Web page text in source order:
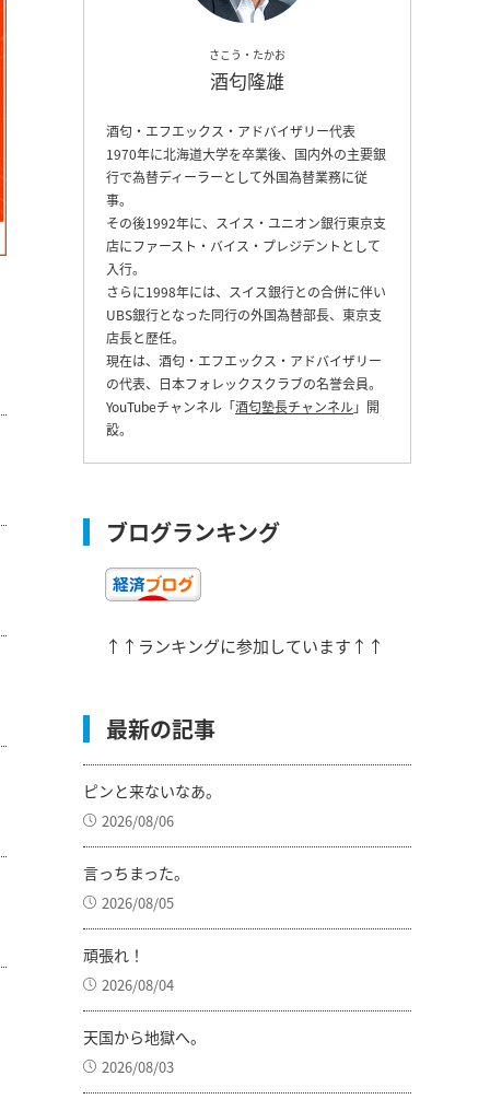
さこう・たかお
酒匂隆雄
酒匂・エフエックス・アドバイザリー代表
1970年に北海道大学を卒業後、国内外の主要銀
行で為替ディーラーとして外国為替業務に従
事。
その後1992年に、スイス・ユニオン銀行東京支
店にファースト・バイス・プレジデントとして
入行。
さらに1998年には、スイス銀行との合併に伴い
UBS銀行となった同行の外国為替部長、東京支
店長と歴任。
現在は、酒匂・エフエックス・アドバイザリー
の代表、日本フォレックスクラブの名誉会員。
YouTubeチャンネル「酒匂塾長チャンネル」開
設。
ブログランキング
↑↑ランキングに参加しています↑↑
最新の記事
ピンと来ないなあ。
2026/08/06
言っちまった。
2026/08/05
頑張れ！
2026/08/04
天国から地獄へ。
2026/08/03